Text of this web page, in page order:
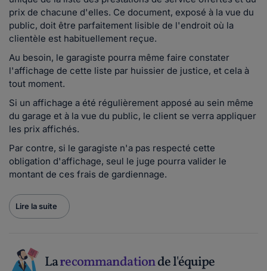
prix de chacune d'elles. Ce document, exposé à la vue du
public, doit être parfaitement lisible de l'endroit où la
clientèle est habituellement reçue.
Au besoin, le garagiste pourra même faire constater
l'affichage de cette liste par huissier de justice, et cela à
tout moment.
Si un affichage a été régulièrement apposé au sein même
du garage et à la vue du public, le client se verra appliquer
les prix affichés.
Par contre, si le garagiste n'a pas respecté cette
obligation d'affichage, seul le juge pourra valider le
montant de ces frais de gardiennage.
Lire la suite
Larecommandationde l'équipe